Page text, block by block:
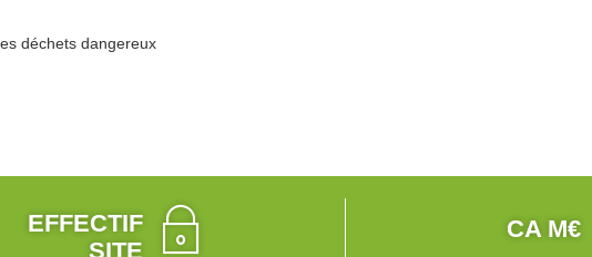
déchets dangereux
EFFECTIF
SITE
CA M€